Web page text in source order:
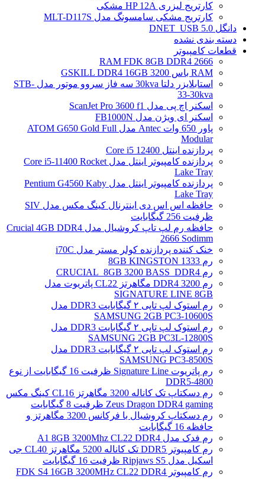
کارتریج لیزری HP 12A مشکی
کارتریج مشکی سامسونگ مدل MLT-D117S
دانگل DNET_USB 5.0
دسته بندی نشده
قطعات کامپیوتر
RAM FDK 8GB DDR4 2666
RAM باس 3200 GSKILL DDR4 16GB
استابلایزر دلتا 30kva سه فاز سروو موتور مدل STB-
33-30kva
اسکنر اچ پی مدل ScanJet Pro 3600 f1
اسکنر ای ویژن مدل FB1000N
پاور 650 وات Antec مدل ATOM G650 Gold Full
Modular
پردازنده اینتل Core i5 12400
پردازنده کامپیوتر اینتل مدل Core i5-11400 Rocket
Lake Tray
پردازنده کامپیوتر اینتل مدل Pentium G4560 Kaby
Lake Tray
حافظه اس اس دی اینترنال کینگ مکس مدل SIV
ظرفیت 256 گیگابایت
حافظه رم لپ تاپ کروشیال مدل Crucial 4GB DDR4
2666 Sodimm
خنک کننده پردازنده کولر مستر مدل i70C
رم 1333 8GB KINGSTON
رم CRUCIAL_8GB 3200 BASS_DDR4
رم DDR4 3200 مگاهرتز CL22 پاتریوت مدل
SIGNATURE LINE 8GB
رم استوک لپ تاپی ۲ گیگابایت DDR3 مدل
SAMSUNG 2GB PC3-10600S
رم استوک لپ تاپی ۲ گیگابایت DDR3 مدل
SAMSUNG 2GB PC3L-12800S
رم استوک لپ تاپی ۲ گیگابایت DDR3 مدل
SAMSUNG PC3-8500S
رم پاتریوت Signature Line ظرفیت 16 گیگابایت از نوع
DDR5-4800
رم دسکتاپ تک کاناله 3200 مگاهرتز CL16 کینگ مکس
Zeus Dragon DDR4 gaming ظرفیت 8 گیگابایت
رم دسکتاپ کروشیال با فرکانس 3200 مگاهرتز و
حافظه 16 گیگابایت
رم فدک مدل A1 8GB 3200Mhz CL22 DDR4
رم کامپیوتر DDR5 تک کاناله 5200 مگاهرتز CL40 جی
اسکیل مدل Ripjaws S5 ظرفیت 16 گیگابایت
رم کامپیوتر FDK S4 16GB 3200MHz CL22 DDR4